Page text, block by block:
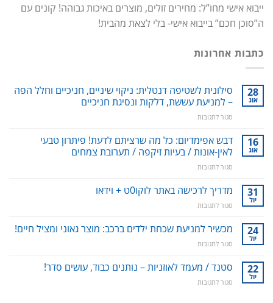
ייבוא אישי מחו”ל: מחירים זולים, מוצרים באיכות גבוהה! קונים עם
ה”סוכן חכם” בייבוא אישי- בלי לצאת מהבית!
כתבות אחרונות
28
אוג
סילונית לשטיפה דנטלית: ניקוי שיניים, חניכיים וחלל הפה
– למניעת עששת, דלקות ונסיגת חניכיים
סגור לתגובותעל
לשטיפה
דנטלית:
ניקוי
שיניים,
וחלל
–
עששת,
דלקות
16
אוג
דבש אפימדיום: כל מה שרציתם לדעת! פיתרון טבעי
לאין-אונות / בעיות זיקפה / תערובת צמחים
סגור לתגובותעל
אפימדיום:
מה
לדעת!
טבעי
/
בעיות
31
יול
מדריך לרכישה באתר לוקו0ט + וידאו
סגור לתגובותעל
לרכישה
וידאו
24
יול
מכשיר למניעת שכחת ילדים ברכב: מוצר גאוני ומציל חיים!
סגור לתגובותעל
למניעת
ילדים
22
יול
סטנד / מעמד לאוזניות – נותנים כבוד, עושים סדר!
סגור לתגובותעל